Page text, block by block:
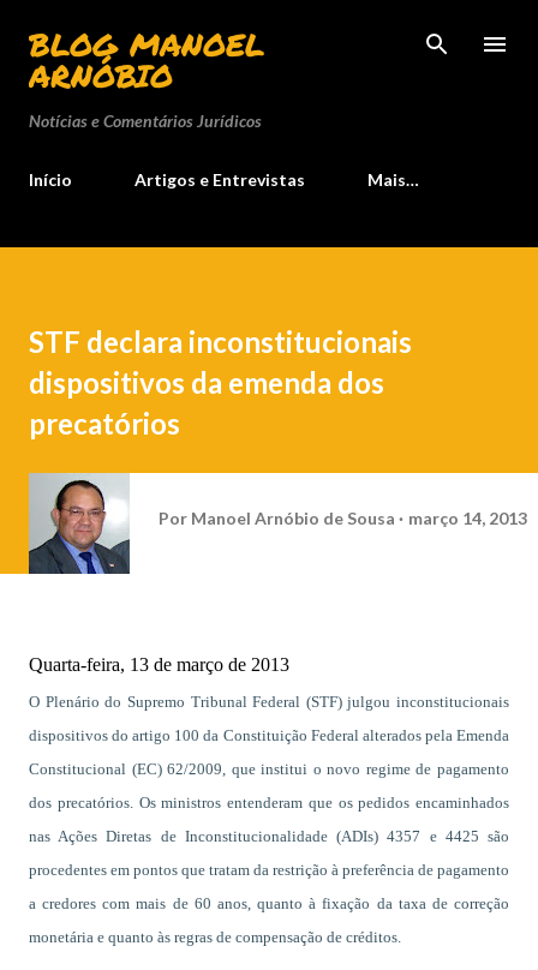
Pular para o conteúdo principal
BLOG MANOEL
ARNÓBIO
Notícias e Comentários Jurídicos
Início Artigos e Entrevistas Mais…
STF declara inconstitucionais
dispositivos da emenda dos
precatórios
Por Manoel Arnóbio de Sousa março 14, 2013
Quarta-feira, 13 de março de 2013
O Plenário do Supremo Tribunal Federal (STF) julgou inconstitucionais
dispositivos do artigo 100 da Constituição Federal alterados pela Emenda
Constitucional (EC) 62/2009, que institui o novo regime de pagamento
dos precatórios. Os ministros entenderam que os pedidos encaminhados
nas Ações Diretas de Inconstitucionalidade (ADIs) 4357 e 4425 são
procedentes em pontos que tratam da restrição à preferência de pagamento
a credores com mais de 60 anos, quanto à fixação da taxa de correção
monetária e quanto às regras de compensação de créditos.